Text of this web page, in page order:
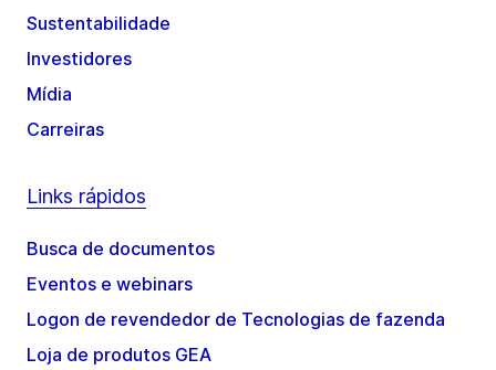
Sustentabilidade
Investidores
Mídia
Carreiras
Links rápidos
Busca de documentos
Eventos e webinars
Logon de revendedor de Tecnologias de fazenda
Loja de produtos GEA